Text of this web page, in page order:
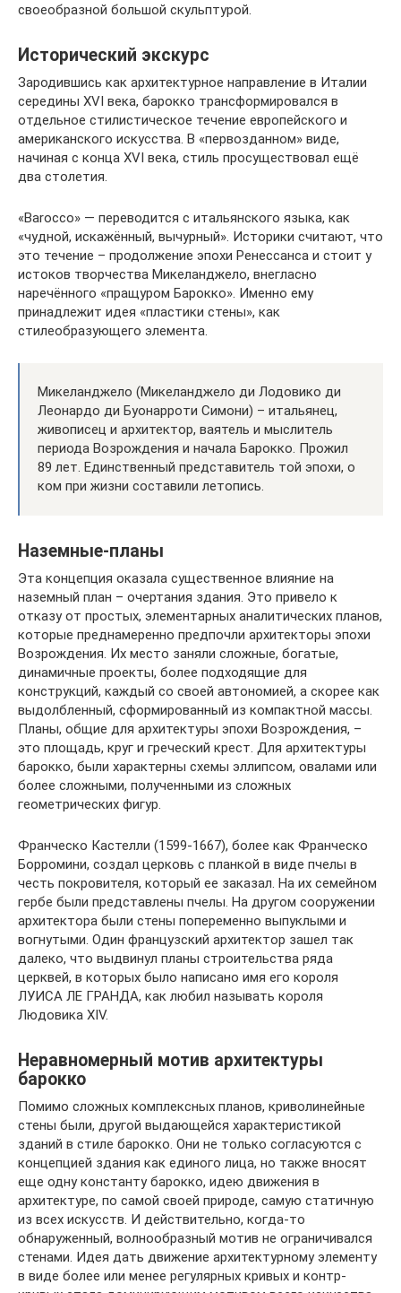
своеобразной большой скульптурой.
Исторический экскурс
Зародившись как архитектурное направление в Италии
середины XVI века, барокко трансформировался в
отдельное стилистическое течение европейского и
американского искусства. В «первозданном» виде,
начиная с конца XVI века, стиль просуществовал ещё
два столетия.
«Barocco» — переводится с итальянского языка, как
«чудной, искажённый, вычурный». Историки считают, что
это течение – продолжение эпохи Ренессанса и стоит у
истоков творчества Микеланджело, внегласно
наречённого «пращуром Барокко». Именно ему
принадлежит идея «пластики стены», как
стилеобразующего элемента.
Микеланджело (Микеланджело ди Лодовико ди
Леонардо ди Буонарроти Симони) – итальянец,
живописец и архитектор, ваятель и мыслитель
периода Возрождения и начала Барокко. Прожил
89 лет. Единственный представитель той эпохи, о
ком при жизни составили летопись.
Наземные-планы
Эта концепция оказала существенное влияние на
наземный план – очертания здания. Это привело к
отказу от простых, элементарных аналитических планов,
которые преднамеренно предпочли архитекторы эпохи
Возрождения. Их место заняли сложные, богатые,
динамичные проекты, более подходящие для
конструкций, каждый со своей автономией, а скорее как
выдолбленный, сформированный из компактной массы.
Планы, общие для архитектуры эпохи Возрождения, –
это площадь, круг и греческий крест. Для архитектуры
барокко, были характерны схемы эллипсом, овалами или
более сложными, полученными из сложных
геометрических фигур.
Франческо Кастелли (1599-1667), более как Франческо
Борромини, создал церковь с планкой в ​​виде пчелы в
честь покровителя, который ее заказал. На их семейном
гербе были представлены пчелы. На другом сооружении
архитектора были стены попеременно выпуклыми и
вогнутыми. Один французский архитектор зашел так
далеко, что выдвинул планы строительства ряда
церквей, в которых было написано имя его короля
ЛУИСА ЛЕ ГРАНДА, как любил называть короля
Людовика XIV.
Неравномерный мотив архитектуры
барокко
Помимо сложных комплексных планов, криволинейные
стены были, другой выдающейся характеристикой
зданий в стиле барокко. Они не только согласуются с
концепцией здания как единого лица, но также вносят
еще одну константу барокко, идею движения в
архитектуре, по самой своей природе, самую статичную
из всех искусств. И действительно, когда-то
обнаруженный, волнообразный мотив не ограничивался
стенами. Идея дать движение архитектурному элементу
в виде более или менее регулярных кривых и контр-